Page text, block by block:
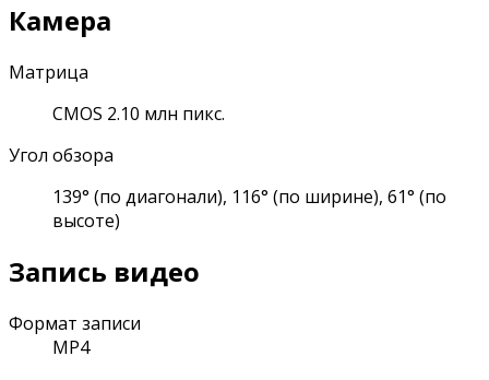
Камера
Матрица
CMOS 2.10 млн пикс.
Угол обзора
139° (по диагонали), 116° (по ширине), 61° (по
высоте)
Запись видео
Формат записи
MP4